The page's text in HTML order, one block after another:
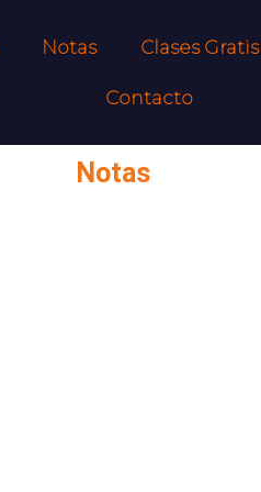
Notas Clases Gratis
Contacto
Notas